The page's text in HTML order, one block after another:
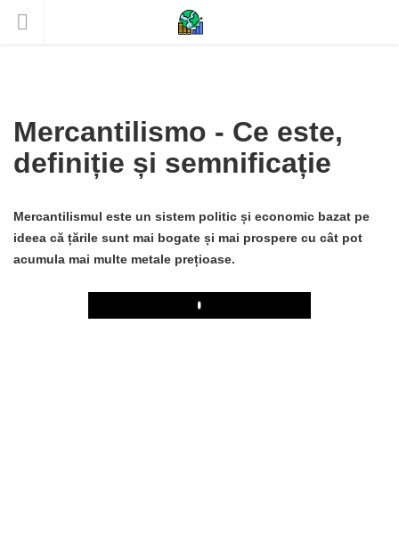
Mercantilismo - Ce este,
definiție și semnificație
Mercantilismul este un sistem politic și economic bazat pe
ideea că țările sunt mai bogate și mai prospere cu cât pot
acumula mai multe metale prețioase.
Play